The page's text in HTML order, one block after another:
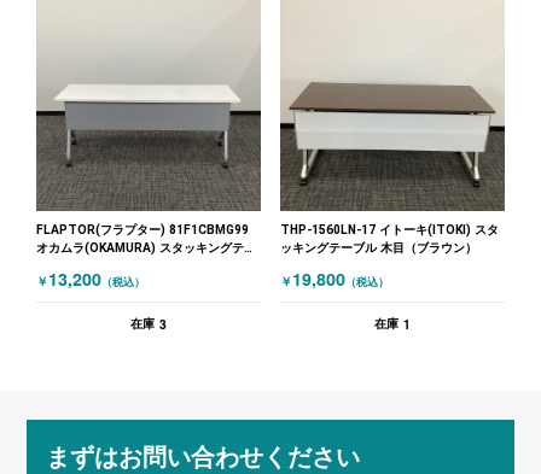
FLAPTOR(フラプター) 81F1CBMG99
オカムラ(OKAMURA) スタッキングテー
￥ 13,200 （税込）
在庫 3
THP-1560LN-17 イトーキ(ITOKI) スタ
ッキングテーブル 木目（ブラウン）
￥ 19,800 （税込）
在庫 1
まずはお問い合わせください